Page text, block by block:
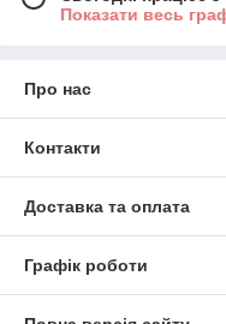
Показати весь
Про нас
Контакти
Доставка та оплата
Графік роботи